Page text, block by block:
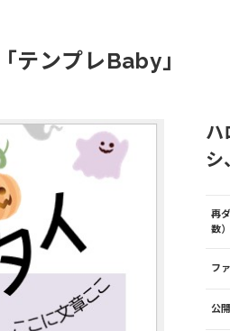
テンプレBaby」
ハ
シ
再
数）
フ
公